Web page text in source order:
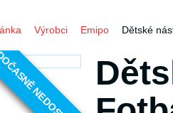
Výrobci Emipo Dětské